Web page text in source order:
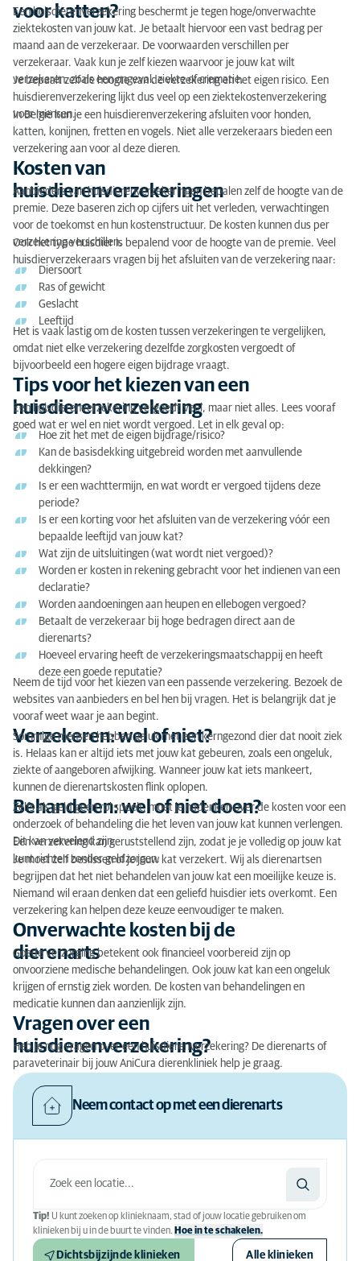
voor katten?
Een huisdierenverzekering beschermt je tegen hoge/onverwachte
ziektekosten van jouw kat. Je betaalt hiervoor een vast bedrag per
maand aan de verzekeraar. De voorwaarden verschillen per
verzekeraar. Vaak kun je zelf kiezen waarvoor je jouw kat wilt
verzekeren, zoals een ongeval, ziekte of crematie.
Je bepaalt zelf de hoogte van de verzekering en het eigen risico. Een
huisdierenverzekering lijkt dus veel op een ziektekostenverzekering
voor mensen.
In België kun je een huisdierenverzekering afsluiten voor honden,
katten, konijnen, fretten en vogels. Niet alle verzekeraars bieden een
verzekering aan voor al deze dieren.
Kosten van
huisdierenverzekeringen
Aanbieders van huisdierenverzekeringen bepalen zelf de hoogte van de
premie. Deze baseren zich op cijfers uit het verleden, verwachtingen
voor de toekomst en hun kostenstructuur. De kosten kunnen dus per
verzekering verschillen.
Ook het type huisdier is bepalend voor de hoogte van de premie. Veel
huisdierverzekeraars vragen bij het afsluiten van de verzekering naar:
Diersoort
Ras of gewicht
Geslacht
Leeftijd
Het is vaak lastig om de kosten tussen verzekeringen te vergelijken,
omdat niet elke verzekering dezelfde zorgkosten vergoedt of
bijvoorbeeld een hogere eigen bijdrage vraagt.
Tips voor het kiezen van een
huisdierenverzekering
Een huisdierenverzekering vergoedt veel, maar niet alles. Lees vooraf
goed wat er wel en niet wordt vergoed. Let in elk geval op:
Hoe zit het met de eigen bijdrage/risico?
Kan de basisdekking uitgebreid worden met aanvullende
dekkingen?
Is er een wachttermijn, en wat wordt er vergoed tijdens deze
periode?
Is er een korting voor het afsluiten van de verzekering vóór een
bepaalde leeftijd van jouw kat?
Wat zijn de uitsluitingen (wat wordt niet vergoed)?
Worden er kosten in rekening gebracht voor het indienen van een
declaratie?
Worden aandoeningen aan heupen en ellebogen vergoed?
Betaalt de verzekeraar bij hoge bedragen direct aan de
dierenarts?
Hoeveel ervaring heeft de verzekeringsmaatschappij en heeft
deze een goede reputatie?
Neem de tijd voor het kiezen van een passende verzekering. Bezoek de
websites van aanbieders en bel hen bij vragen. Het is belangrijk dat je
vooraf weet waar je aan begint.
Verzekeren: wel of niet?
Sommige mensen hebben geluk met een kerngezond dier dat nooit ziek
is. Helaas kan er altijd iets met jouw kat gebeuren, zoals een ongeluk,
ziekte of aangeboren afwijking. Wanneer jouw kat iets mankeert,
kunnen de dierenartskosten flink oplopen.
Behandelen: wel of niet doen?
Zelfs als geld geen rol speelt, moet je nadenken over de kosten voor een
onderzoek of behandeling die het leven van jouw kat kunnen verlengen.
Dit kan vervelend zijn.
Een verzekering kan geruststellend zijn, zodat je je volledig op jouw kat
kunt richten zonder geldzorgen.
Je moet zelf beslissen of je jouw kat verzekert. Wij als dierenartsen
begrijpen dat het niet behandelen van jouw kat een moeilijke keuze is.
Niemand wil eraan denken dat een geliefd huisdier iets overkomt. Een
verzekering kan helpen deze keuze eenvoudiger te maken.
Onverwachte kosten bij de
dierenarts
Goede verzorging betekent ook financieel voorbereid zijn op
onvoorziene medische behandelingen. Ook jouw kat kan een ongeluk
krijgen of ernstig ziek worden. De kosten van behandelingen en
medicatie kunnen dan aanzienlijk zijn.
Vragen over een
huisdierenverzekering?
Heb je nog vragen over een huisdierenverzekering? De dierenarts of
paraveterinair bij jouw AniCura dierenkliniek help je graag.
Neem contact op met een dierenarts
Tip! U kunt zoeken op klinieknaam, stad of jouw locatie gebruiken om
klinieken bij u in de buurt te vinden. Hoe in te schakelen.
Dichtsbijzijnde klinieken Alle klinieken